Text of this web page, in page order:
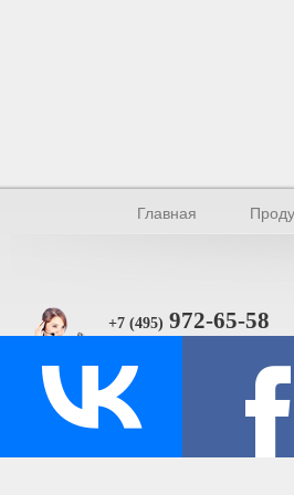
Главная
+7 (495) 972-65-58
Прямая связь
© Производство уплотнителей и